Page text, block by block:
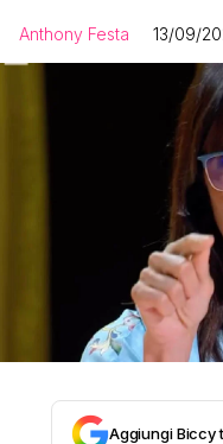
Anthony Festa 13/09/
Aggiungi Biccy